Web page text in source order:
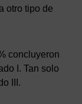
otro tipo de
concluyeron
I. Tan solo
III.